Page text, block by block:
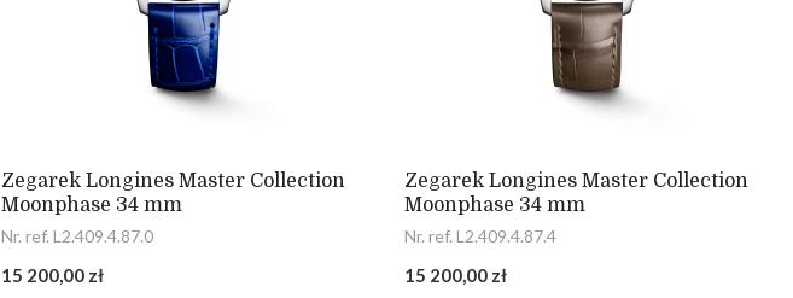
Zegarek Longines Master Collection
Moonphase 34 mm
Nr. ref. L2.409.4.87.0
15 200,00 zł
Zegarek Longines Master Collection
Moonphase 34 mm
Nr. ref. L2.409.4.87.4
15 200,00 zł